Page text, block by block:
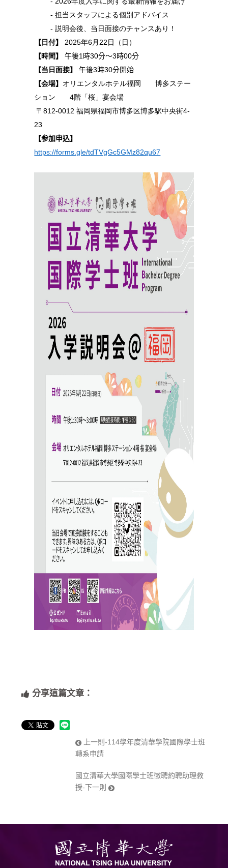
- 担当スタッフによる個別アドバイス
- 説明会後、当日面接のチャンスあり！
【日付】 2025年6月22日（日）
【時間】
午後1時30分～3時00分
【当日面接】
午後3時30分開始
【会場】 オリエンタルホテル福岡 博多ステー
ション4階「桜」宴会場
〒812-0012福岡県福岡市博多区博多駅中央街4-
23
【参加申込】
https://forms.gle/tdTVgGc5GMz82qu67
分享這篇文章：
上一則-114學年度清華學院國際學士班
轉系申請
國立清華大學國際學士班徵聘約聘助理教
授-下一則